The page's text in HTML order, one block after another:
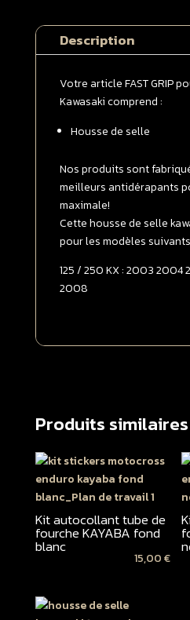
Kawasaki
125
250
KX
-
2008
Verte
|
Blanche
Description
Votre article FAST GRIP
Kawasaki comprend :
Housse de selle
Nos produits sont
meilleurs antidérapants
maximale!
Cette housse de selle
pour les modèles
125 / 250 KX : 2003
2008
Produits similaires
Kit autocollant tube de
fourche KAYABA fond
blanc
15,00€